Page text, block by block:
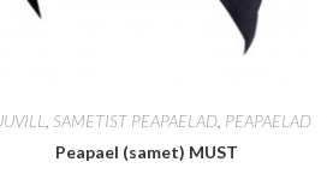
SAMETIST PEAPAELAD, PEAPAELAD
Peapael (samet) MUST